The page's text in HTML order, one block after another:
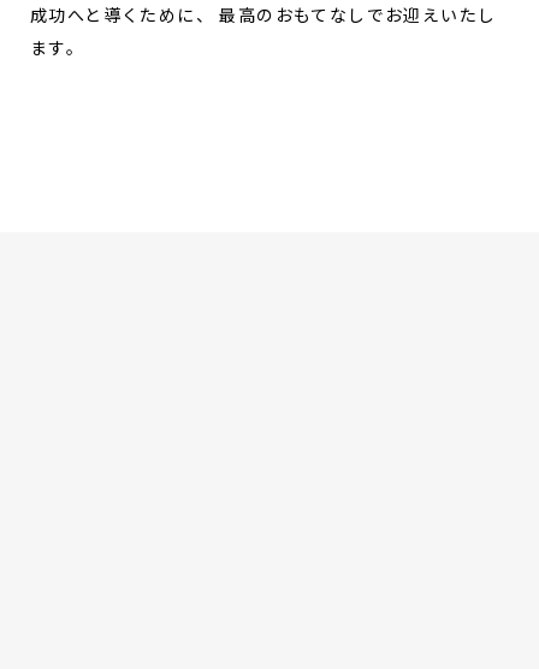
成功へと導くために、 最高のおもてなしでお迎えいたし
ます。